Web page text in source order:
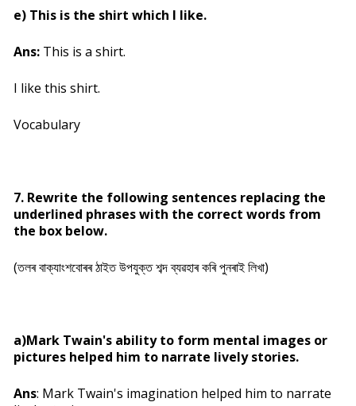
e) This is the shirt which I like.
Ans: This is a shirt.
I like this shirt.
Vocabulary
7. Rewrite the following sentences replacing the
underlined phrases with the correct words from
the box below.
(তলৰ বাক্যাংশবোৰৰ ঠাইত উপযুক্ত শব্দ ব্যৱহাৰ কৰি পুনৰাই লিখা)
a)Mark Twain's ability to form mental images or
pictures helped him to narrate lively stories.
Ans: Mark Twain's imagination helped him to narrate